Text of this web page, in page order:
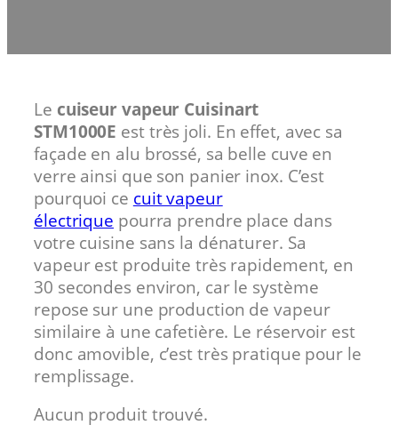
Le cuiseur vapeur Cuisinart
STM1000E est très joli. En effet, avec sa
façade en alu brossé, sa belle cuve en
verre ainsi que son panier inox. C’est
pourquoi ce cuit vapeur
électrique pourra prendre place dans
votre cuisine sans la dénaturer. Sa
vapeur est produite très rapidement, en
30 secondes environ, car le système
repose sur une production de vapeur
similaire à une cafetière. Le réservoir est
donc amovible, c’est très pratique pour le
remplissage.
Aucun produit trouvé.